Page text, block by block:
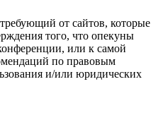
от сайтов, которые
того, что опекуны
или к самой
по правовым
и/или юридических